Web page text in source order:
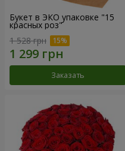
Букет в ЭКО упаковке "15
красных роз"
1 528 грн
Заказать